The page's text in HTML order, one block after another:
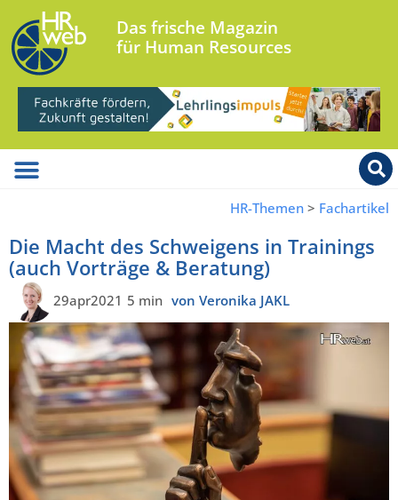
Das frische Magazin
für Human Resources
HR-Themen > Fachartikel
Die Macht des Schweigens in Trainings
(auch Vorträge & Beratung)
29apr2021 5 min von Veronika JAKL